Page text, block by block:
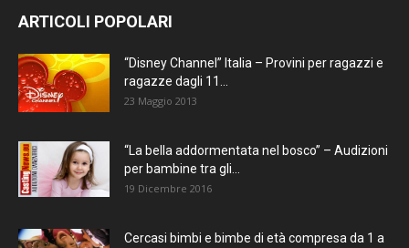
ARTICOLI POPOLARI
“Disney Channel” Italia – Provini per ragazzi e
ragazze dagli 11...
23 Maggio 2013
“La bella addormentata nel bosco” – Audizioni
per bambine tra gli...
19 Dicembre 2016
Cercasi bimbi e bimbe di età compresa da 1 a